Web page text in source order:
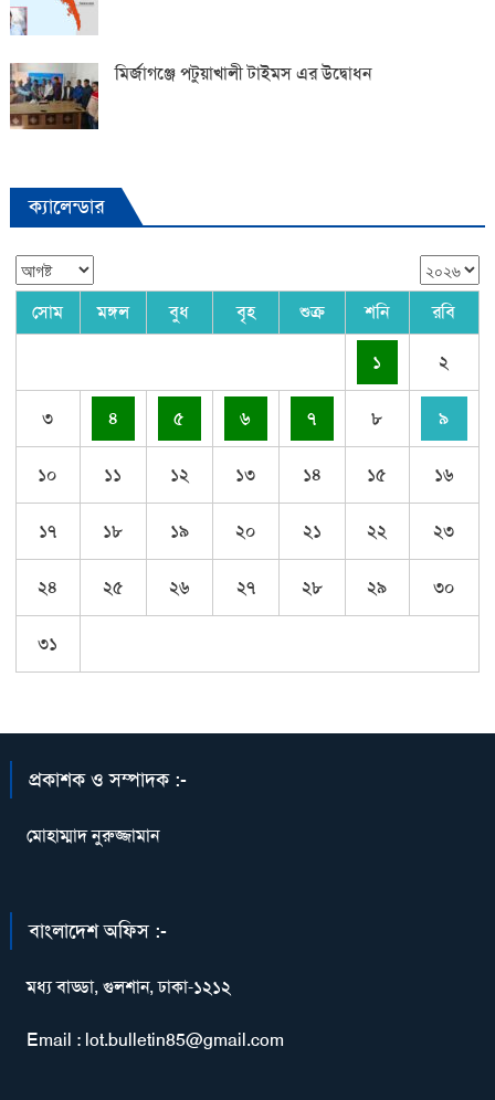
মির্জাগঞ্জে পটুয়াখালী টাইমস এর উদ্বোধন
ক্যালেন্ডার
সোম মঙ্গল বুধ বৃহ শুক্র শনি রবি
১ ২
৩ ৪ ৫ ৬ ৭ ৮ ৯
১০ ১১ ১২ ১৩ ১৪ ১৫ ১৬
১৭ ১৮ ১৯ ২০ ২১ ২২ ২৩
২৪ ২৫ ২৬ ২৭ ২৮ ২৯ ৩০
৩১
প্রকাশক ও সম্পাদক :-
মোহাম্মাদ নুরুজ্জামান
বাংলাদেশ অফিস :-
মধ্য বাড্ডা, গুলশান, ঢাকা-১২১২
Email : lot.bulletin85@gmail.com